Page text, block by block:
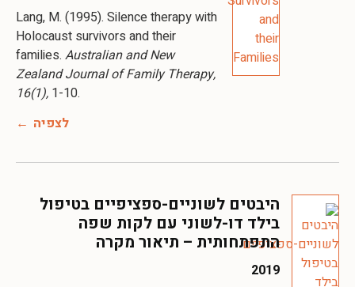
Lang, M. (1995). Silence therapy with
Holocaust survivors and their
families. Australian and New
Zealand Journal of Family Therapy,
16(1), 1-10.
לצפיה
היבטים לשוניים-ספציפיים בטיפול
בילד דו-לשוני עם לקות שפה
התפתחותית – תיאור מקרה
2019